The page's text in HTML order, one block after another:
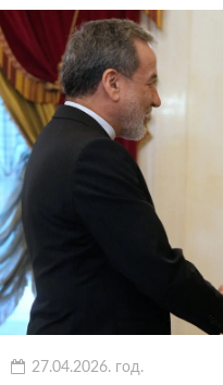
27.04.2026. год.